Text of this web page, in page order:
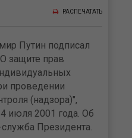
РАСПЕЧАТАТЬ
Путин подписал
защите прав
проведении
(надзора)",
июля 2001 года. Об
Президента.